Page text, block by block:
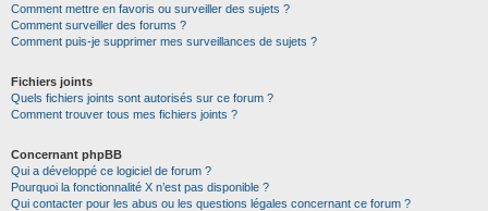
Comment mettre en favoris ou surveiller des sujets ?
Comment surveiller des forums ?
Comment puis-je supprimer mes surveillances de sujets ?
Fichiers joints
Quels fichiers joints sont autorisés sur ce forum ?
Comment trouver tous mes fichiers joints ?
Concernant phpBB
Qui a développé ce logiciel de forum ?
Pourquoi la fonctionnalité X n’est pas disponible ?
Qui contacter pour les abus ou les questions légales concernant ce forum ?